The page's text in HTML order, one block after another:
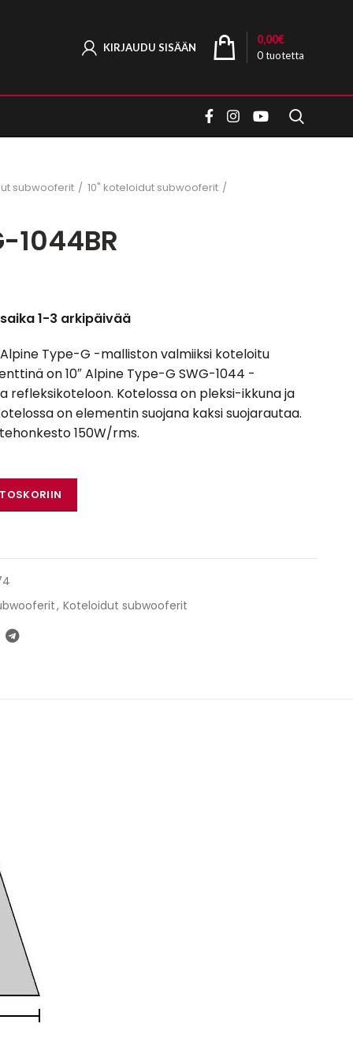
KIRJAUDU SISÄÄN
0tuotetta
0,00€
subwooferit 10" koteloidut subwooferit
1044BR
1-3 arkipäivää
Alpine Type-G -malliston valmiiksi koteloitu
on 10″ Alpine Type-G SWG-1044 -
refleksikoteloon. Kotelossa on pleksi-ikkuna ja
on elementin suojana kaksi suojarautaa.
150W/rms.
, Koteloidut subwooferit